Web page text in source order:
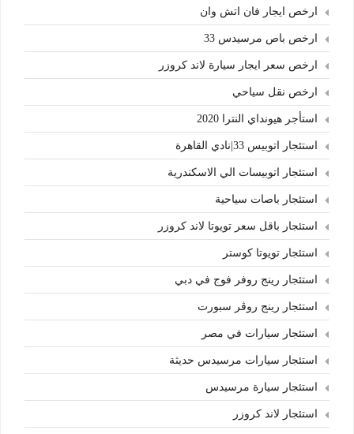
ارخص ايجار فان اتش وان
ارخص باص مرسيدس 33
ارخص سعر ايجار سيارة لاند كروزر
ارخص نقل سياحي
استأجر هيونداي النترا 2020
استئجار اتوبيس 33|نادي القاهرة
استئجار اتوبيسات الي الاسكندرية
استئجار باصات سياحية
استئجار باقل سعر تويوتا لاند كروزر
استئجار تويوتا كوستر
استئجار رينج روفر فوج في دبي
استئجار رينج روڤر سبورت
استئجار سيارات في مصر
استئجار سيارات مرسيدس حديثة
استئجار سيارة مرسيدس
استئجار لاند كروزر